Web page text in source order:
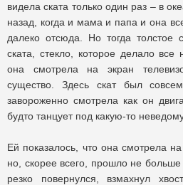
видела ската только один раз – в
назад, когда и мама и папа и она
далеко отсюда. Но тогда толстое
ската, стекло, которое делало все
она смотрела на экран
существо. Здесь скат был
завороженно смотрела как он
будто танцует под какую-то
Ей показалось, что она смотрела
но, скорее всего, прошло не
резко повернулся, взмахнул